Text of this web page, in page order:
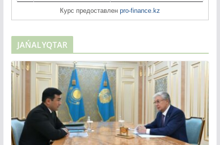
Курс предоставленpro-finance.kz
JAŃALYQTAR